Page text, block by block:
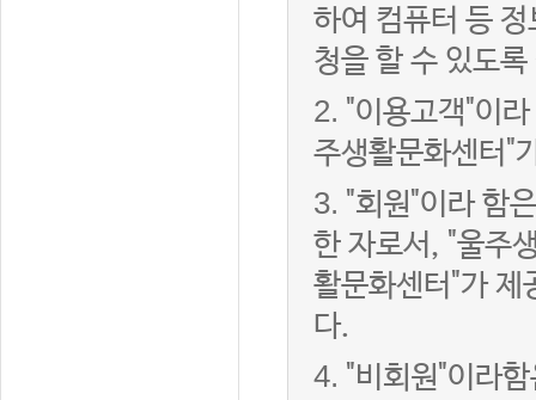
하여 컴퓨터 등
청을 할 수 있도
2. "이용고객"이
주생활문화센터"
3. "회원"이라 함
한 자로서, "울주
활문화센터"가 제
다.
4. "비회원"이라